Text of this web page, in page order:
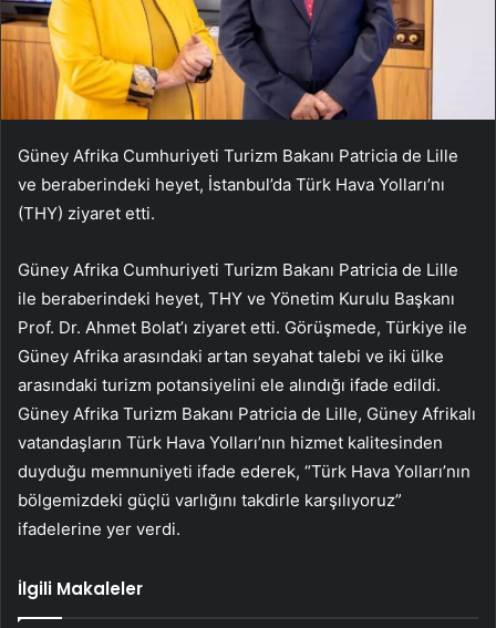
Güney Afrika Cumhuriyeti Turizm Bakanı Patricia de Lille
ve beraberindeki heyet, İstanbul’da Türk Hava Yolları’nı
(THY) ziyaret etti.
Güney Afrika Cumhuriyeti Turizm Bakanı Patricia de Lille
ile beraberindeki heyet, THY ve Yönetim Kurulu Başkanı
Prof. Dr. Ahmet Bolat’ı ziyaret etti. Görüşmede, Türkiye ile
Güney Afrika arasındaki artan seyahat talebi ve iki ülke
arasındaki turizm potansiyelini ele alındığı ifade edildi.
Güney Afrika Turizm Bakanı Patricia de Lille, Güney Afrikalı
vatandaşların Türk Hava Yolları’nın hizmet kalitesinden
duyduğu memnuniyeti ifade ederek, “Türk Hava Yolları’nın
bölgemizdeki güçlü varlığını takdirle karşılıyoruz”
ifadelerine yer verdi.
İlgili Makaleler